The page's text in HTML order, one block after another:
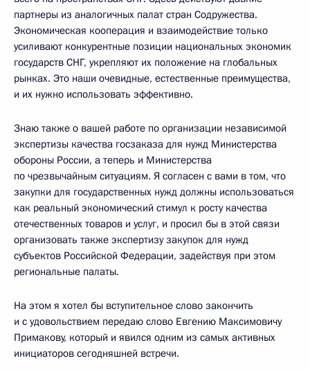
партнеры из аналогичных палат стран Содружества.
Экономическая кооперация и взаимодействие только
усиливают конкурентные позиции национальных экономик
государств СНГ, укрепляют их положение на глобальных
рынках. Это наши очевидные, естественные преимущества,
и их нужно использовать эффективно.
Знаю также о вашей работе по организации независимой
экспертизы качества госзаказа для нужд Министерства
обороны России, а теперь и Министерства
по чрезвычайным ситуациям. Я согласен с вами в том, что
закупки для государственных нужд должны использоваться
как реальный экономический стимул к росту качества
отечественных товаров и услуг, и просил бы в этой связи
организовать также экспертизу закупок для нужд
субъектов Российской Федерации, задействуя при этом
региональные палаты.
На этом я хотел бы вступительное слово закончить
и с удовольствием передаю слово Евгению Максимовичу
Примакову, который и явился одним из самых активных
инициаторов сегодняшней встречи.